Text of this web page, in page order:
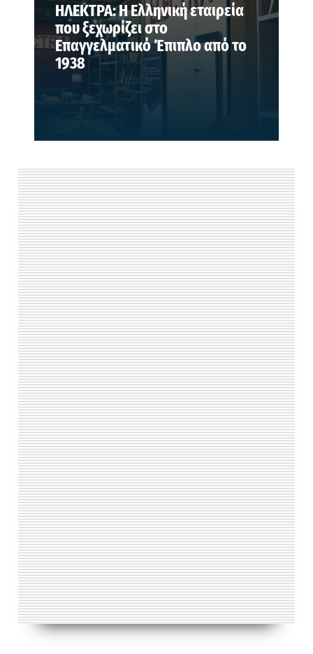
ΗΛΕΚΤΡΑ: Η Ελληνική εταιρεία
που ξεχωρίζει στο
Επαγγελματικό Έπιπλο από το
1938